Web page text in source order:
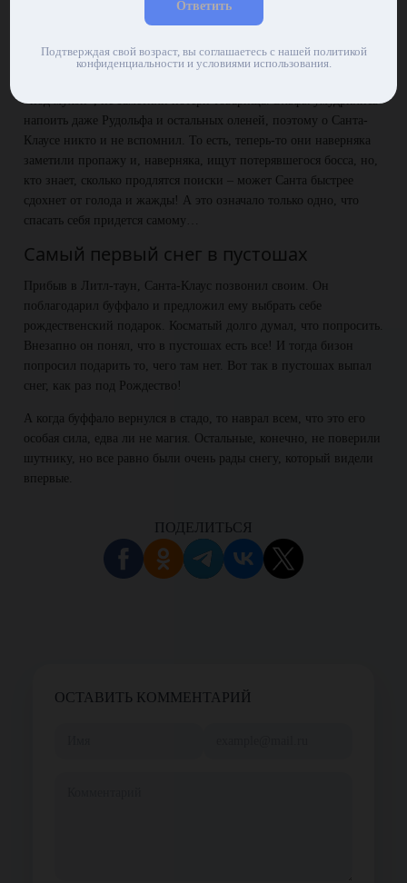
работающих вместе с ним. В какой-то момент главный герой
Рождества решил покататься на санях. Разумеется, перебрав
изрядно.
«под мухой», не заметили потери товарища. Эльфы умудрились
напоить даже Рудольфа и остальных оленей, поэтому о Санта-
Клаусе никто и не вспомнил. То есть, теперь-то они наверняка
заметили пропажу и, наверняка, ищут потерявшегося босса, но,
кто знает, сколько продлятся поиски – может Санта быстрее
сдохнет от голода и жажды! А это означало только одно, что
спасать себя придется самому…
Самый первый снег в пустошах
Прибыв в Литл-таун, Санта-Клаус позвонил своим. Он
поблагодарил буффало и предложил ему выбрать себе
рождественский подарок. Косматый долго думал, что попросить.
Внезапно он понял, что в пустошах есть все! И тогда бизон
попросил подарить то, чего там нет. Вот так в пустошах выпал
снег, как раз под Рождество!
А когда буффало вернулся в стадо, то наврал всем, что это его
особая сила, едва ли не магия. Остальные, конечно, не поверили
шутнику, но все равно были очень рады снегу, который видели
впервые.
ПОДЕЛИТЬСЯ
ОСТАВИТЬ КОММЕНТАРИЙ
Ответить
Подтверждая свой возраст, вы соглашаетесь с нашей политикой
конфиденциальности и условиями использования.